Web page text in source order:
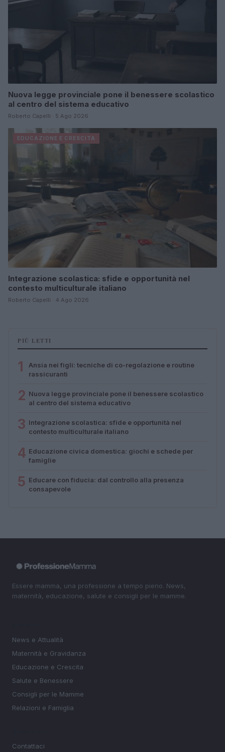
Nuova legge provinciale pone il benessere scolastico
al centro del sistema educativo
Roberto Capelli · 5 Ago 2026
EDUCAZIONE E CRESCITA
Integrazione scolastica: sfide e opportunità nel
contesto multiculturale italiano
Roberto Capelli · 4 Ago 2026
PIÙ LETTI
1
Ansia nei figli: tecniche di co-regolazione e routine
rassicuranti
2 Nuova legge provinciale pone il benessere scolastico
al centro del sistema educativo
3 Integrazione scolastica: sfide e opportunità nel
contesto multiculturale italiano
4 Educazione civica domestica: giochi e schede per
famiglie
5 Educare con fiducia: dal controllo alla presenza
consapevole
Essere mamma, una professione a tempo pieno. News,
maternità, educazione, salute e consigli per le mamme.
News e Attualità
Maternità e Gravidanza
Educazione e Crescita
Salute e Benessere
Consigli per le Mamme
Relazioni e Famiglia
Contattaci